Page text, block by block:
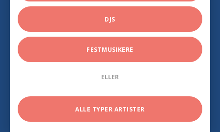
DJS
FESTMUSIKERE
ELLER
ALLE TYPER ARTISTER